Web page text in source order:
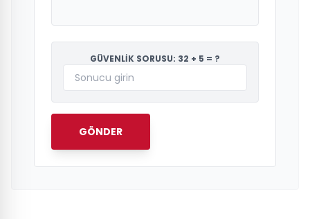
GÜVENLİK SORUSU: 32 + 5 = ?
GÖNDER